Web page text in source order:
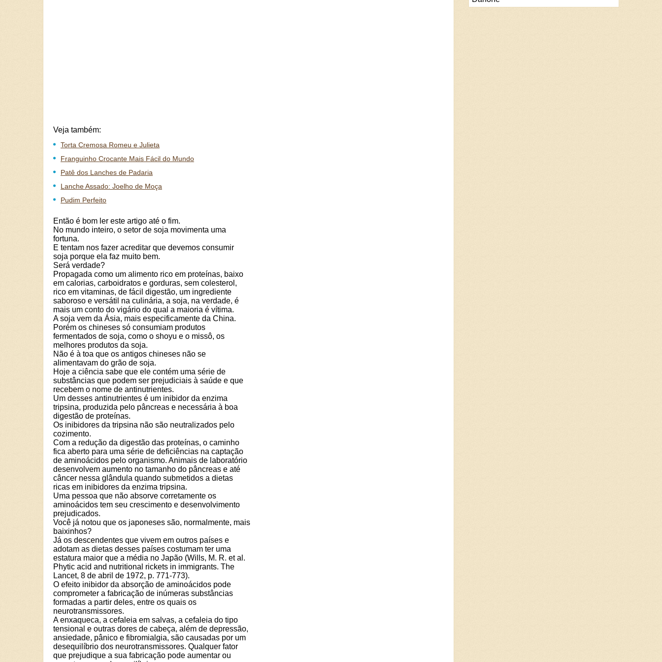
Veja também:
Torta Cremosa Romeu e Julieta
Franguinho Crocante Mais Fácil do Mundo
Patê dos Lanches de Padaria
Lanche Assado: Joelho de Moça
Pudim Perfeito
Então é bom ler este artigo até o fim.
No mundo inteiro, o setor de soja movimenta uma
fortuna.
E tentam nos fazer acreditar que devemos consumir
soja porque ela faz muito bem.
Será verdade?
Propagada como um alimento rico em proteínas, baixo
em calorias, carboidratos e gorduras, sem colesterol,
rico em vitaminas, de fácil digestão, um ingrediente
saboroso e versátil na culinária, a soja, na verdade, é
mais um conto do vigário do qual a maioria é vítima.
A soja vem da Ásia, mais especificamente da China.
Porém os chineses só consumiam produtos
fermentados de soja, como o shoyu e o missô, os
melhores produtos da soja.
Não é à toa que os antigos chineses não se
alimentavam do grão de soja.
Hoje a ciência sabe que ele contém uma série de
substâncias que podem ser prejudiciais à saúde e que
recebem o nome de antinutrientes.
Um desses antinutrientes é um inibidor da enzima
tripsina, produzida pelo pâncreas e necessária à boa
digestão de proteínas.
Os inibidores da tripsina não são neutralizados pelo
cozimento.
Com a redução da digestão das proteínas, o caminho
fica aberto para uma série de deficiências na captação
de aminoácidos pelo organismo. Animais de laboratório
desenvolvem aumento no tamanho do pâncreas e até
câncer nessa glândula quando submetidos a dietas
ricas em inibidores da enzima tripsina.
Uma pessoa que não absorve corretamente os
aminoácidos tem seu crescimento e desenvolvimento
prejudicados.
Você já notou que os japoneses são, normalmente, mais
baixinhos?
Já os descendentes que vivem em outros países e
adotam as dietas desses países costumam ter uma
estatura maior que a média no Japão (Wills, M. R. et al.
Phytic acid and nutritional rickets in immigrants. The
Lancet, 8 de abril de 1972, p. 771-773).
O efeito inibidor da absorção de aminoácidos pode
comprometer a fabricação de inúmeras substâncias
formadas a partir deles, entre os quais os
neurotransmissores.
A enxaqueca, a cefaleia em salvas, a cefaleia do tipo
tensional e outras dores de cabeça, além de depressão,
ansiedade, pânico e fibromialgia, são causadas por um
desequilíbrio dos neurotransmissores. Qualquer fator
que prejudique a sua fabricação pode aumentar ou